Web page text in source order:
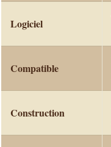
Logiciel
Compatible
Construction